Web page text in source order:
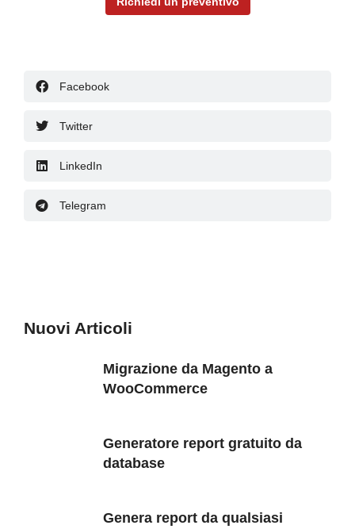
Facebook
Twitter
LinkedIn
Telegram
Nuovi Articoli
Migrazione da Magento a
WooCommerce
Generatore report gratuito da
database
Genera report da qualsiasi